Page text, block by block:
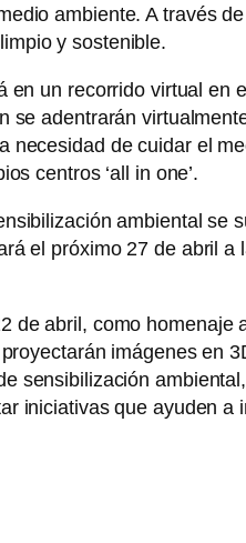
ambiente. A través
y sostenible.
en un recorrido virtual en
se adentrarán
necesidad de cuidar el
centros ‘all in one’.
ambiental se
el próximo 27 de abril a
de abril, como homenaje
proyectarán imágenes
sensibilización
iniciativas que ayuden